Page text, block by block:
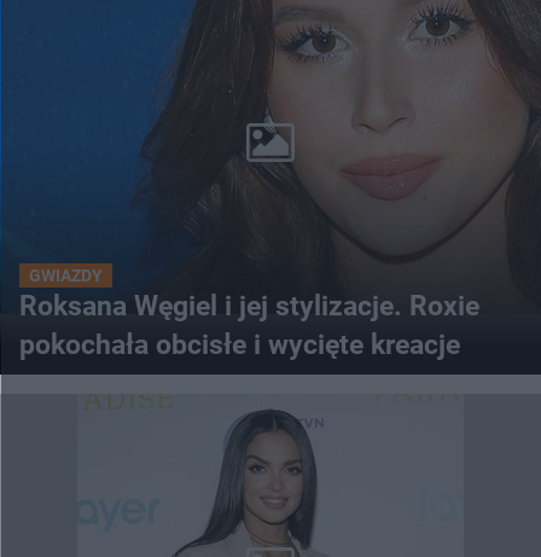
GWIAZDY
Roksana Węgiel i jej stylizacje. Roxie
pokochała obcisłe i wycięte kreacje